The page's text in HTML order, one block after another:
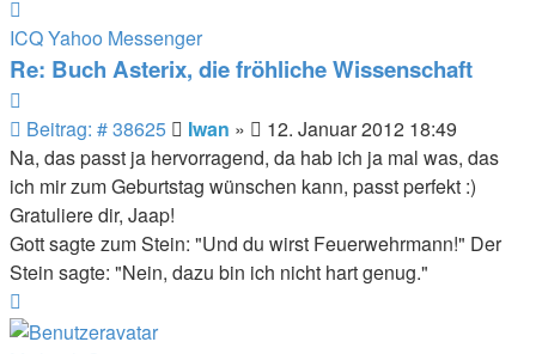
von
Iwan
ICQYahoo Messenger
Re: Buch Asterix, die fröhliche Wissenschaft
Beitrag: # 38625Beitrag
Iwan »
12. Januar 2012 18:49
Na, das passt ja hervorragend, da hab ich ja mal was, das
ich mir zum Geburtstag wünschen kann, passt perfekt :)
Gratuliere dir, Jaap!
Gott sagte zum Stein: "Und du wirst Feuerwehrmann!" Der
Stein sagte: "Nein, dazu bin ich nicht hart genug."
oben